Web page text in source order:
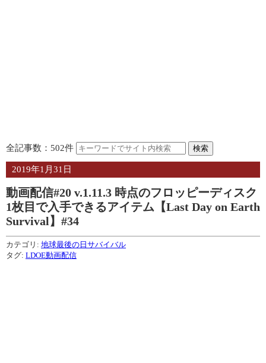
全記事数：502件
2019年1月31日
動画配信#20 v.1.11.3 時点のフロッピーディスク
1枚目で入手できるアイテム【Last Day on Earth
Survival】#34
カテゴリ: 地球最後の日サバイバル
タグ: LDOE動画配信